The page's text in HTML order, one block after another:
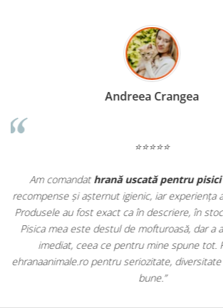
Madalina Stancea
⭐⭐⭐⭐⭐
Apreciez foarte mult faptul că pe
doar hrană, ci și produse din
antiparazitare, suplimente și soluții de
comod să pot comanda tot ce am nevoie
dintr-un singur loc. Livrarea a fost rapidă,
originale și în termen. Magazin serios,
pentru orice stăpân de